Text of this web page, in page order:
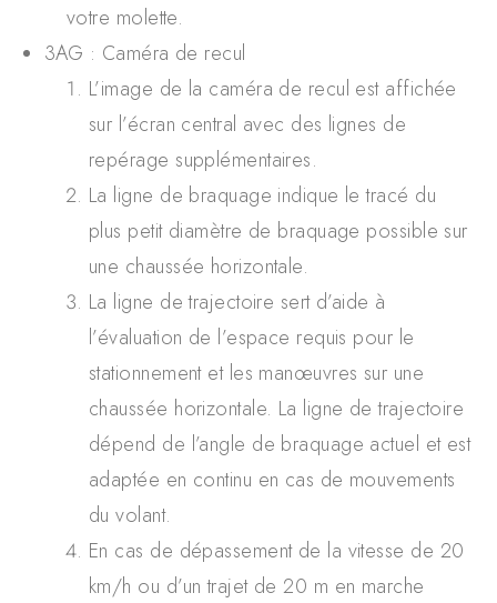
votre molette.
3AG : Caméra de recul
L’image de la caméra de recul est affichée
sur l’écran central avec des lignes de
repérage supplémentaires.
La ligne de braquage indique le tracé du
plus petit diamètre de braquage possible sur
une chaussée horizontale.
La ligne de trajectoire sert d’aide à
l’évaluation de l’espace requis pour le
stationnement et les manœuvres sur une
chaussée horizontale. La ligne de trajectoire
dépend de l’angle de braquage actuel et est
adaptée en continu en cas de mouvements
du volant.
En cas de dépassement de la vitesse de 20
km/h ou d’un trajet de 20 m en marche